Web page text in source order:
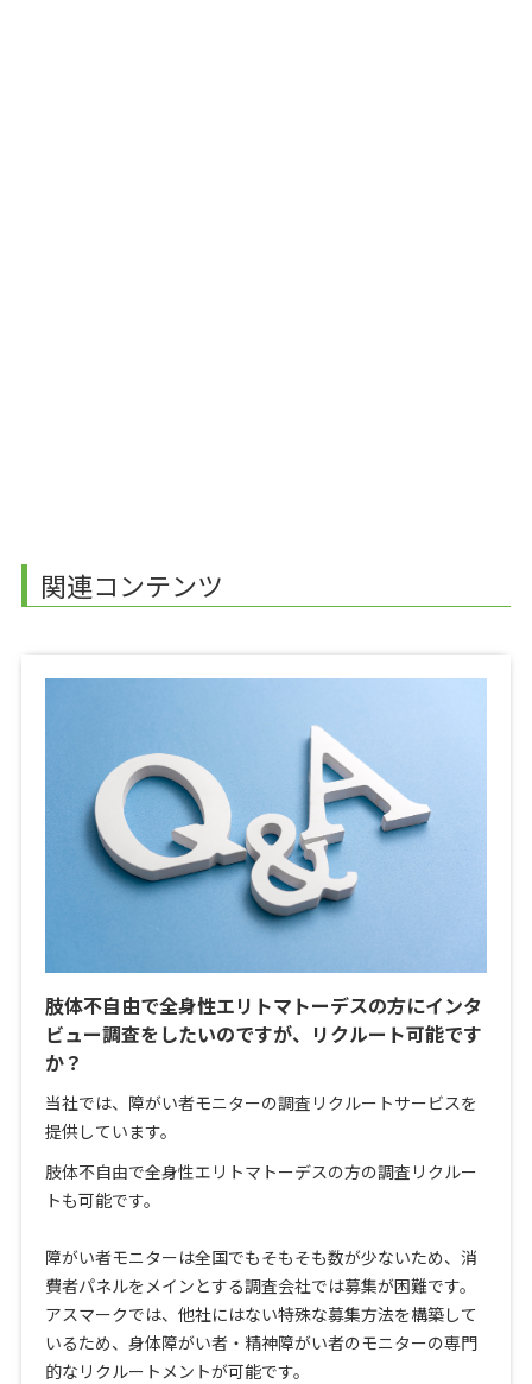
関連コンテンツ
肢体不自由で全身性エリトマトーデスの方にインタ
ビュー調査をしたいのですが、リクルート可能です
か？
当社では、障がい者モニターの調査リクルートサービスを
提供しています。
肢体不自由で全身性エリトマトーデスの方の調査リクルー
トも可能です。
障がい者モニターは全国でもそもそも数が少ないため、消
費者パネルをメインとする調査会社では募集が困難です。
アスマークでは、他社にはない特殊な募集方法を構築して
いるため、身体障がい者・精神障がい者のモニターの専門
的なリクルートメントが可能です。